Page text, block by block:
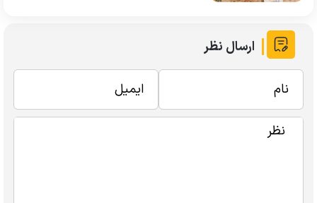
ارسال نظر